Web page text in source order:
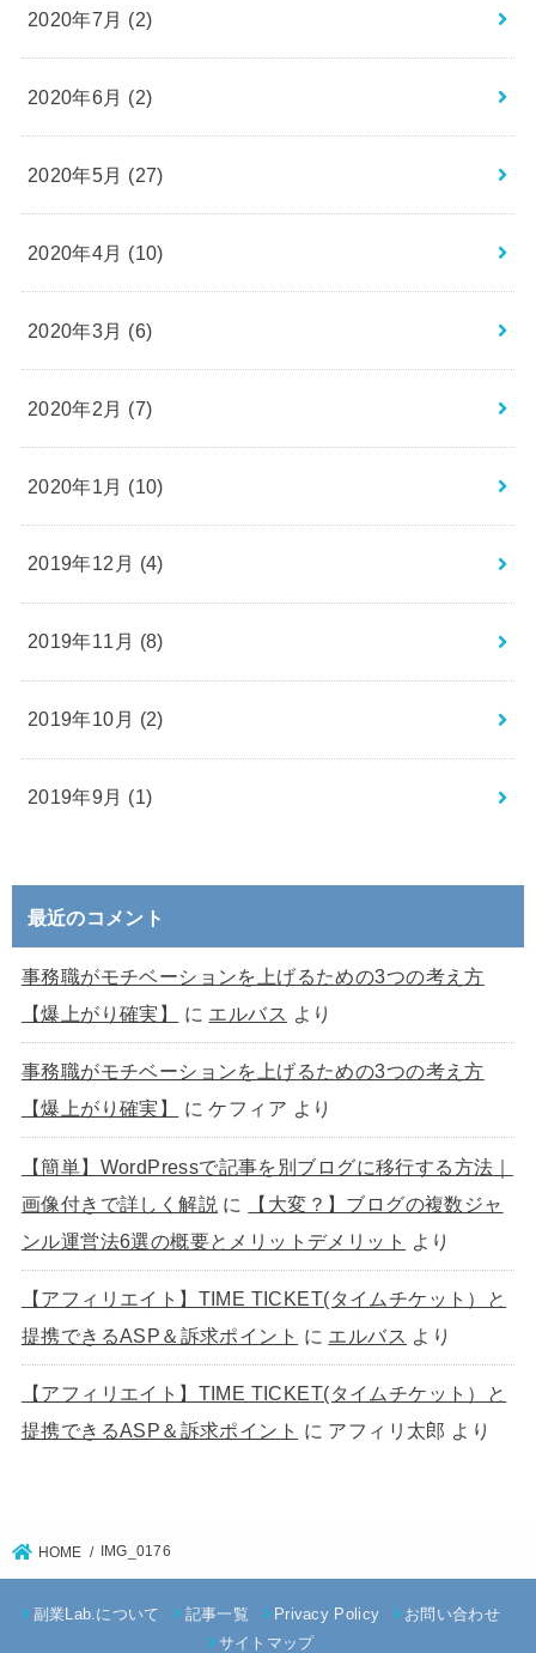
2020年7月 (2)
2020年6月 (2)
2020年5月 (27)
2020年4月 (10)
2020年3月 (6)
2020年2月 (7)
2020年1月 (10)
2019年12月 (4)
2019年11月 (8)
2019年10月 (2)
2019年9月 (1)
最近のコメント
事務職がモチベーションを上げるための3つの考え方
【爆上がり確実】
に エルバス より
事務職がモチベーションを上げるための3つの考え方
【爆上がり確実】
にケフィア より
【簡単】WordPressで記事を別ブログに移行する方法｜
画像付きで詳しく解説 に
【大変？】ブログの複数ジャ
ンル運営法6選の概要とメリットデメリット
より
【アフィリエイト】TIME TICKET(タイムチケット）と
提携できるASP＆訴求ポイント に エルバス より
【アフィリエイト】TIME TICKET(タイムチケット）と
提携できるASP＆訴求ポイント に アフィリ太郎 より
HOME IMG_0176
副業Lab.について 記事一覧 Privacy Policy
お問い合わせ
サイトマップ